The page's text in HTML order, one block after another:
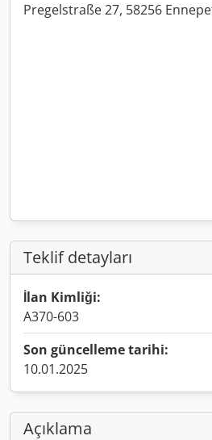
Pregelstraße 27, 58256
Teklif detayları
İlan Kimliği:
A370-603
Son güncelleme tarihi:
10.01.2025
Açıklama